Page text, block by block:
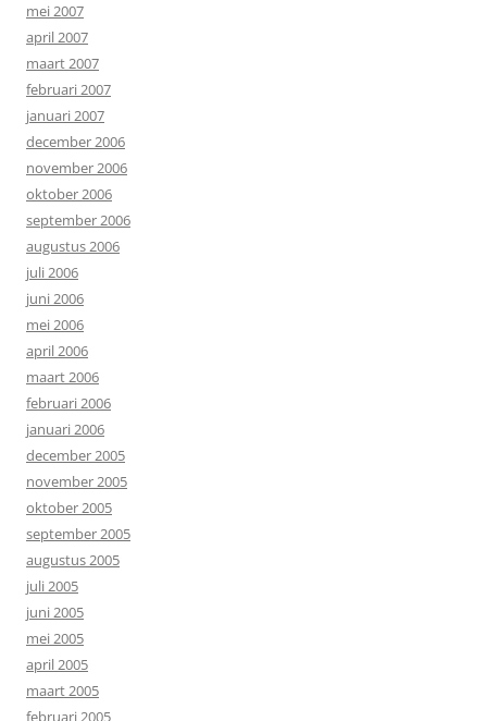
mei 2007
april 2007
maart 2007
februari 2007
januari 2007
december 2006
november 2006
oktober 2006
september 2006
augustus 2006
juli 2006
juni 2006
mei 2006
april 2006
maart 2006
februari 2006
januari 2006
december 2005
november 2005
oktober 2005
september 2005
augustus 2005
juli 2005
juni 2005
mei 2005
april 2005
maart 2005
februari 2005